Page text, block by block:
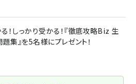
！しっかり受かる！『徹底攻略Biz 生
集』を5名様にプレゼント！